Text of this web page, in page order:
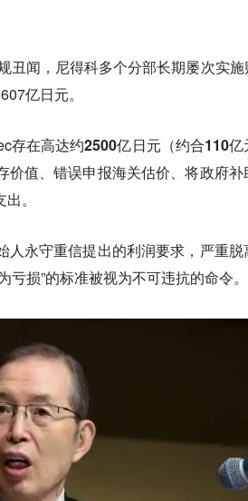
丑闻，尼得科多个分部长期屡次实
亿日元。
存在高达约2500亿日元（约合110
价值、错误申报海关估价、将政府
。
永守重信提出的利润要求，严重
亏损”的标准被视为不可违抗的命令。